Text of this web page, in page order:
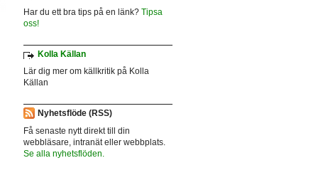
Har du ett bra tips på en länk? Tipsa
oss!
Kolla Källan
Lär dig mer om källkritik på Kolla
Källan
Nyhetsflöde (RSS)
Få senaste nytt direkt till din
webbläsare, intranät eller webbplats.
Se alla nyhetsflöden.